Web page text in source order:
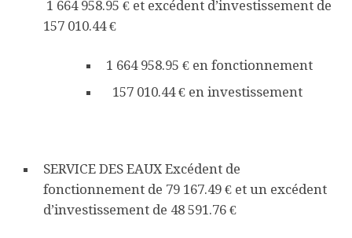
1 664 958.95 € et excédent d’investissement de
157 010.44 €
1 664 958.95 € en fonctionnement
157 010.44 € en investissement
SERVICE DES EAUX Excédent de
fonctionnement de 79 167.49 € et un excédent
d’investissement de 48 591.76 €